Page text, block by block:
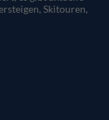
Skitouren,